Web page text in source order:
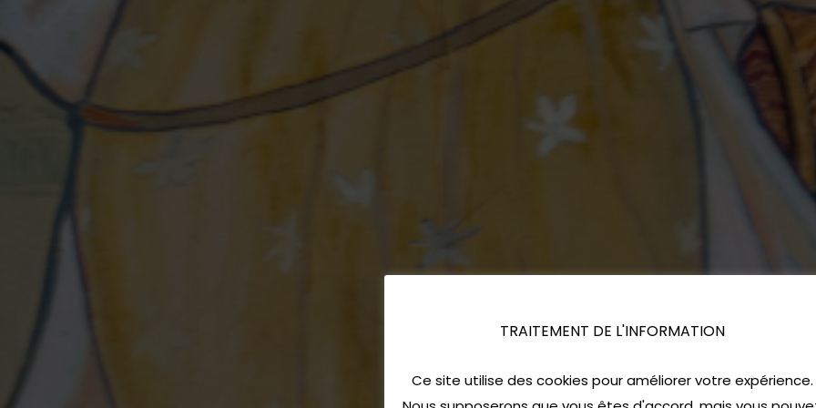
TRAITEMENT DE L'INFORMATION
Ce site utilise des cookies pour améliorer votre expérience.